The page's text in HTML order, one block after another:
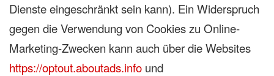
Dienste eingeschränkt sein kann). Ein Widerspruch
gegen die Verwendung von Cookies zu Online-
Marketing-Zwecken kann auch über die Websites
https://optout.aboutads.info und